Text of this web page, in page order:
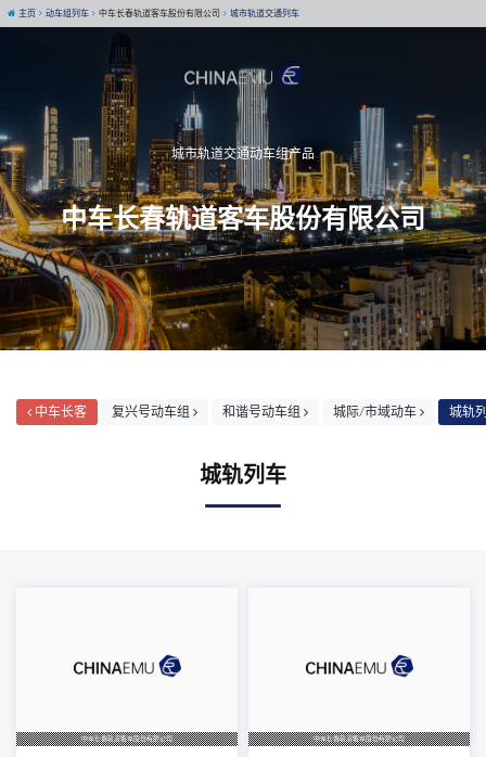
城市轨道交通动车组产品
中车长春轨道客车股份有限公司
主页 动车组列车 中车长春轨道客车股份有限公司 城市轨道交通列车
中车长客 复兴号动车组 和谐号动车组 城际/市域动车 城轨
城轨列车
中车长春轨道客车股份有限公司 中车长春轨道客车股份有限公司